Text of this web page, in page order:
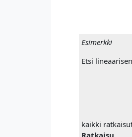
Esimerkki
Etsi
kaikki
Ratkaisu